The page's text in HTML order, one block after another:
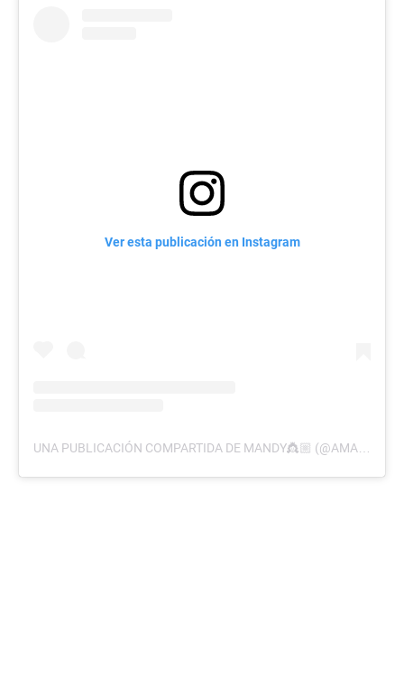
Ver esta publicación en Instagram
UNA PUBLICACIÓN COMPARTIDA DE MANDY👸🏼 (@AMANDACARBALLO9)